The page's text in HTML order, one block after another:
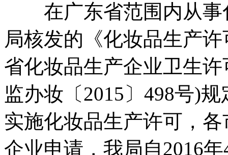
在广东省范围内从事
局核发的《化妆品生产
省化妆品生产企业卫生
监办妆〔2015〕498号)
实施化妆品生产许可，
企业申请，我局自2016